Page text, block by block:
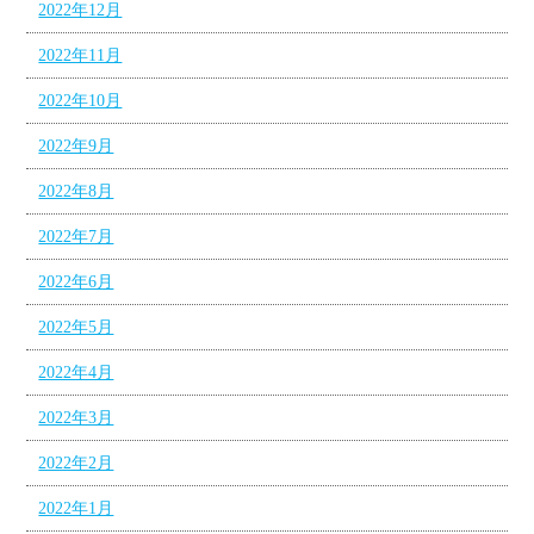
2022年12月
2022年11月
2022年10月
2022年9月
2022年8月
2022年7月
2022年6月
2022年5月
2022年4月
2022年3月
2022年2月
2022年1月